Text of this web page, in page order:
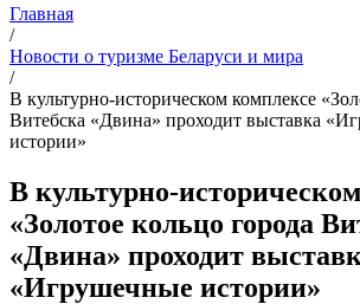
Главная
/
Новости о туризме Беларуси и мира
/
В культурно-историческом комплексе
Витебска «Двина» проходит выставка
истории»
В культурно-
«Золотое кольцо города
«Двина» проходит
«Игрушечные истории»